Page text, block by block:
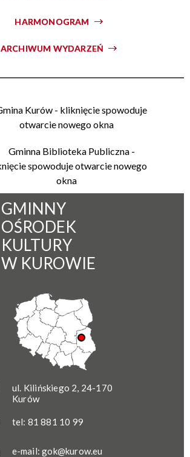
HARMONOGRAM
ARCHIWUM WYDARZEŃ
GMINNY
OŚRODEK
KULTURY
W KUROWIE
ul. Kilińskiego 2, 24-170
Kurów
tel: 81 881 10 99
e-mail:gok@kurow.eu